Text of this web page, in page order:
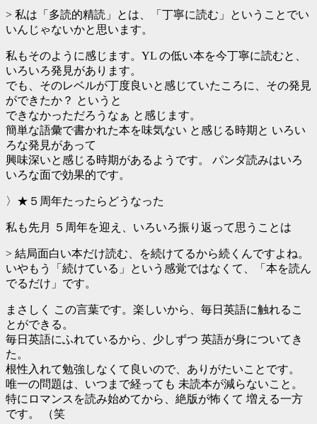
> 私は「多読的精読」とは、「丁寧に読む」ということでい
いんじゃないかと思います。
私もそのように感じます。YL の低い本を今丁寧に読むと、
いろいろ発見があります。
でも、そのレベルが丁度良いと感じていたころに、その発見
ができたか？ というと
できなかっただろうなぁ と感じます。
簡単な語彙で書かれた本を味気ない と感じる時期と いろい
ろな発見があって
興味深いと感じる時期があるようです。 パンダ読みはいろ
いろな面で効果的です。
〉★５周年たったらどうなった
私も先月 ５周年を迎え、いろいろ振り返って思うことは
> 結局面白い本だけ読む、を続けてるから続くんですよね。
いやもう「続けている」という感覚ではなくて、「本を読ん
でるだけ」です。
まさしく この言葉です。楽しいから、毎日英語に触れるこ
とができる。
毎日英語にふれているから、少しずつ 英語が身についてき
た。
根性入れて勉強しなくて良いので、ありがたいことです。
唯一の問題は、いつまで経っても 未読本が減らないこと。
特にロマンスを読み始めてから、絶版が怖くて 増える一方
です。 （笑